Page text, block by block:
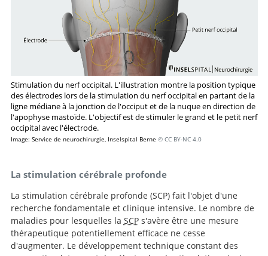
Stimulation du nerf occipital. L'illustration montre la position typique
des électrodes lors de la stimulation du nerf occipital en partant de la
ligne médiane à la jonction de l'occiput et de la nuque en direction de
l'apophyse mastoïde. L'objectif est de stimuler le grand et le petit nerf
occipital avec l'électrode.
Image: Service de neurochirurgie, Inselspital Berne © CC BY-NC 4.0
La stimulation cérébrale profonde
La stimulation cérébrale profonde (SCP) fait l'objet d'une
recherche fondamentale et clinique intensive. Le nombre de
maladies pour lesquelles la SCPs'avère être une mesure
thérapeutique potentiellement efficace ne cesse
d'augmenter. Le développement technique constant des